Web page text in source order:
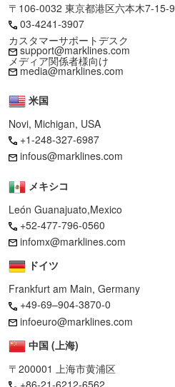
〒106-0032 東京都港区六本木7-15-9
03-4241-3907
カスタマーサポートデスク
support@marklines.com
メディア関係者様向け
media@marklines.com
米国
Novi, Michigan, USA
+1-248-327-6987
infous@marklines.com
メキシコ
León Guanajuato,Mexico
+52-477-796-0560
infomx@marklines.com
ドイツ
Frankfurt am Main, Germany
+49-69–904-3870-0
infoeuro@marklines.com
中国 (上海)
〒200001 上海市黄浦区
+86-21-6212-6562